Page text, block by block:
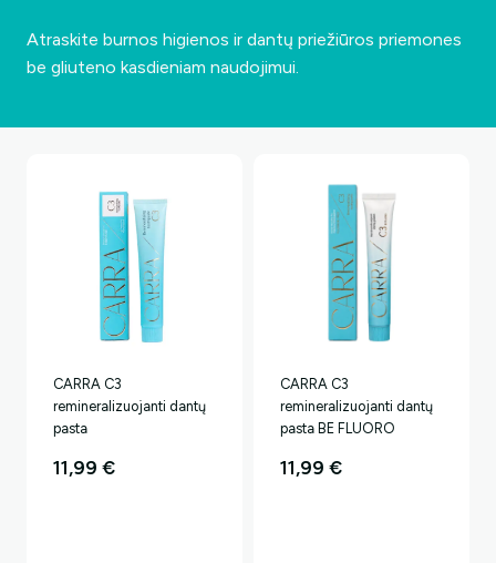
Atraskite burnos higienos ir dantų priežiūros priemones
be gliuteno kasdieniam naudojimui.
CARRA C3
remineralizuojanti dantų
pasta
11,99€
CARRA C3
remineralizuojanti dantų
pasta BE FLUORO
11,99€